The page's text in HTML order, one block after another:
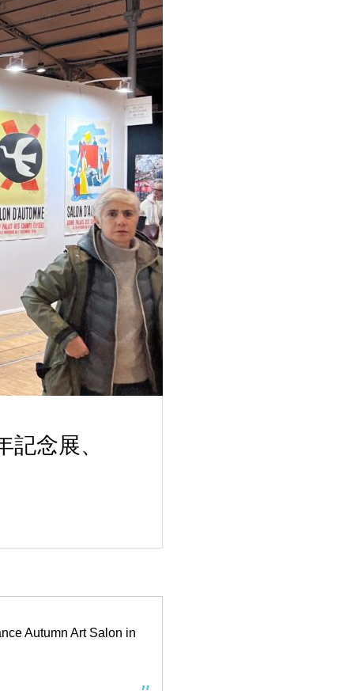
念展、
Autumn Art Salon in